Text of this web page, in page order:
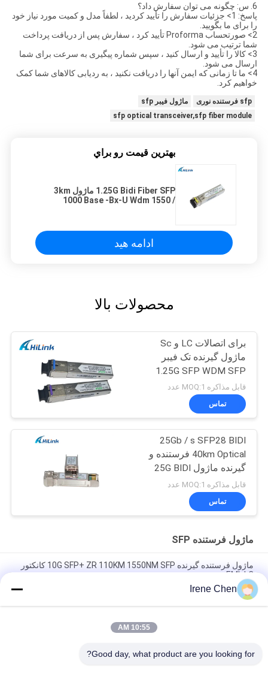
6. س: چگونه می توان سفارش داد؟
پاسخ: 1> جزئیات سفارش را تأیید کردید ، لطفاً مدل و کمیت مورد نیاز خود
را برای ما بگویید.
2> صورتحساب Proforma تأیید کرد ، سفارش پس از دریافت پرداخت
شما ترتیب می شود.
3> کالا را تأیید و ارسال کنید ، سپس شماره پیگیری به سرعت برای شما
ارسال می شود.
4> ما تا زمانی که ایمن آنها را دریافت نکنید ، به ردیابی کالاهای شما کمک
خواهیم کرد.
sfp فرستنده نوری
ماژول فیبر sfp
sfp optical transceiver,sfp fiber module
بهترين قيمت رو براي
1.25G Bidi Fiber SFP ماژول 3km
1000 Base -Bx-U Wdm 1550 /
ادامه هید
محصولات بالا
برای اتصالات LC و Sc
ماژول گیرنده تک فیبر
1.25G SFP WDM SFP
قابل مذاکره MOQ:1 عدد
تماس
25Gb / s SFP28 BIDI
40km Optical فرستنده و
گیرنده ماژول 25G BIDI
SFP28 40KM اترنت
قابل مذاکره MOQ:1 عدد
تماس
ماژول فرستنده SFP
ماژول فرستنده گیرنده 10G SFP+ ZR 110KM 1550NM SFP کانکتور
EML LC
کیلومتر با DDM
Irene Chen
10:55 AM
Good day, what product are you looking for?